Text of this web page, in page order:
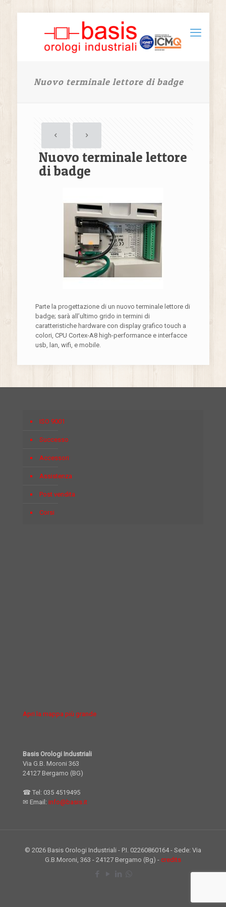
Nuovo terminale lettore di badge
Nuovo terminale lettore
di badge
Parte la progettazione di un nuovo terminale lettore di
badge; sarà all’ultimo grido in termini di
caratteristiche hardware con display grafico touch a
colori, CPU Cortex-A8 high-performance e interfacce
usb, lan, wifi, e mobile.
ISO 9001
Successo
Accessori
Assistenza
Post vendita
Corsi
Apri la mappa più grande
Basis Orologi Industriali
Via G.B. Moroni 363
24127 Bergamo (BG)
☎ Tel: 035 4519495
✉ Email: info@basis.it
© 2026 Basis Orologi Industriali - P.I. 02260860164 - Sede: Via
G.B.Moroni, 363 - 24127 Bergamo (Bg) - credits